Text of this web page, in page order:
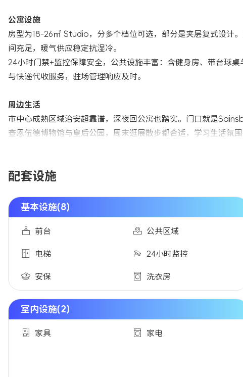
公寓设施
房型为18-26㎡ Studio，分多个档位可选，部分是夹层复式设计
间充足，暖气供应稳定抗湿冷。
24小时门禁+监控保障安全，公共设施丰富：含健身房、带台球
与快递代收服务，驻场管理响应及时。
周边生活
市中心成熟区域治安超靠谱，深夜回公寓也踏实。门口就是
查恩伍德博物馆与皇后公园，周末逛展散步都合适，学习生活氛围
配套设施
基本设施(8)
前台 公共区域
电梯 24小时监控
安保 洗衣房
室内设施(2)
家具 家电